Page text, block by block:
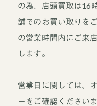
の為、店頭買取は16
舗でのお買い取りを
の営業時間内にご来
します。
営業日に関しては、
ーをご確認くださいま